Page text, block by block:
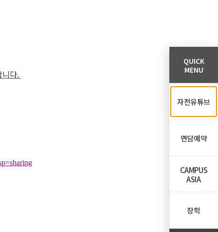
니다.
QUICK
MENU
자전유튜브
면담예약
CAMPUS
ASIA
장학